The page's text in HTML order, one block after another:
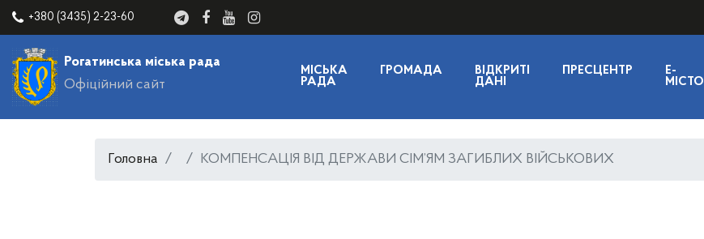
+380 (3435) 2-23-60
Рогатинська міська рада
Офіційний сайт
МІСЬКА
РАДА
ГРОМАДА
ВІДКРИТІ
ДАНІ
ПРЕСЦЕНТР
E-
МІСТО
Головна КОМПЕНСАЦІЯ ВІД ДЕРЖАВИ СІМ’ЯМ ЗАГИБЛИХ ВІЙСЬКОВИХ